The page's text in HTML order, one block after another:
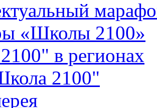
«Школы 2100»
в регионах
2100"